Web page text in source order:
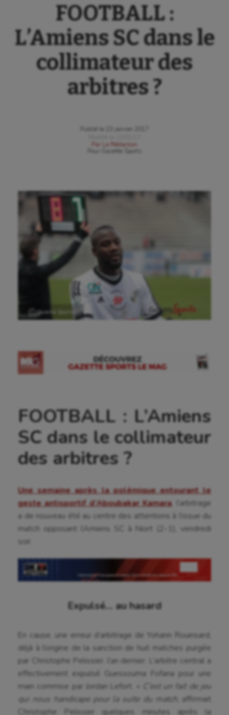
FOOTBALL :
L’Amiens SC dans le
collimateur des
arbitres ?
Publié le
23 janvier 2017
Par
La Rédaction
Gazette Sports
Ⓒ Gazette Sports
FOOTBALL : L’Amiens
SC dans le collimateur
des arbitres ?
Une semaine après la polémique entourant le
geste antisportif d’Aboubakar Kamara, l’arbitrage
a de nouveau été au centre des attentions à l’issue du
match opposant l’Amiens SC à Niort (2-1), vendredi
soir.
Expulsé… au hasard
En cause, une erreur d’arbitrage de Yohann Rouinsard,
déjà à l’origine de la sanction de huit matches purgée
par Christophe Pelissier, l’an dernier. L’arbitre central a
effectivement expulsé Guessouma Fofana pour une
main commise par Jordan Lefort. «
C’est un fait de jeu
qui nous handicape pour la suite du match
, affirmait
Christophe Pelissier quelques minutes après la